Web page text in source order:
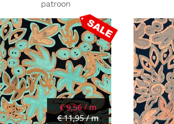
patroon
€ 9,56 / m
€ 11,95 / m